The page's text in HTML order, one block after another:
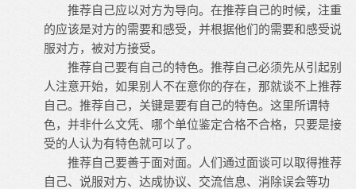
推荐自己应以对方为导向。在推荐自己的时候，注重
的应该是对方的需要和感受，并根据他们的需要和感受说
服对方，被对方接受。
推荐自己要有自己的特色。推荐自己必须先从引起别
人注意开始，如果别人不在意你的存在，那就谈不上推荐
自己。推荐自己，关键是要有自己的特色。这里所谓特
色，并非什么文凭、哪个单位鉴定合格不合格，只要是接
受的人认为有特色就可以了。
推荐自己要善于面对面。人们通过面谈可以取得推荐
自己、说服对方、达成协议、交流信息、消除误会等功